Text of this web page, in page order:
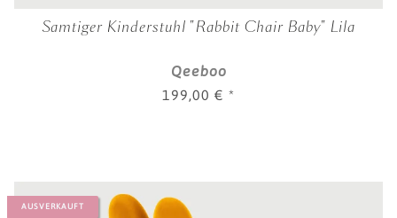
Samtiger Kinderstuhl "Rabbit Chair Baby" Lila
Qeeboo
199,00 € *
AUSVERKAUFT